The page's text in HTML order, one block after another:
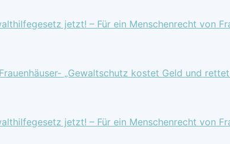
jetzt! – Für ein Menschenrecht von
„Gewaltschutz kostet Geld und rettet
jetzt! – Für ein Menschenrecht von